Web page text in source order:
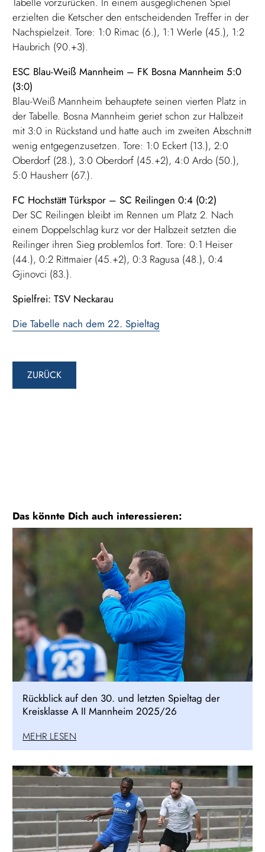
erzielten die Ketscher den entscheidenden Treffer in der
Nachspielzeit. Tore: 1:0 Rimac (6.), 1:1 Werle (45.), 1:2
Haubrich (90.+3).
ESC Blau-Weiß Mannheim – FK Bosna Mannheim 5:0
(3:0)
Blau-Weiß Mannheim behauptete seinen vierten Platz in
der Tabelle. Bosna Mannheim geriet schon zur Halbzeit
mit 3:0 in Rückstand und hatte auch im zweiten Abschnitt
wenig entgegenzusetzen. Tore: 1:0 Eckert (13.), 2:0
Oberdorf (28.), 3:0 Oberdorf (45.+2), 4:0 Ardo (50.),
5:0 Hausherr (67.).
FC Hochstätt Türkspor – SC Reilingen 0:4 (0:2)
Der SC Reilingen bleibt im Rennen um Platz 2. Nach
einem Doppelschlag kurz vor der Halbzeit setzten die
Reilinger ihren Sieg problemlos fort. Tore: 0:1 Heiser
(44.), 0:2 Rittmaier (45.+2), 0:3 Ragusa (48.), 0:4
Gjinovci (83.).
Spielfrei: TSV Neckarau
Die Tabelle nach dem 22. Spieltag
ZURÜCK
Das könnte Dich auch interessieren:
Rückblick auf den 30. und letzten Spieltag der
Kreisklasse A II Mannheim 2025/26
MEHR LESEN